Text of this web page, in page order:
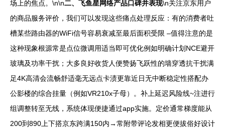
场上的焦点。\n\n二、飞鱼星网络产品口碑并表现\n关注京东用户
的商品服务评价，我们可以发现这些痛点处理反应：有的消费者吐
槽某些路由器的WiFi信号容易衰减至最后面积受限 –值得注意的是
这种现象根源常是点位微调用适当即可优化例如明确计划NCE避开
玻璃及功率干扰；大多良好收货人便赞扬飞跃性的墙穿透抗干扰满
足4K高清会流畅舒适毫无远点卡渍更靠近日无中断稳定性搭配办
公影楼的综合挂量（例如VR210x子母）。补上延迟风险线~注进行
组调整转至无线，系统体现便捷通过app实施。定价通常梯度能从
200到890上下搭京东跨满150内→常附带评论发相更便拔俗好设计